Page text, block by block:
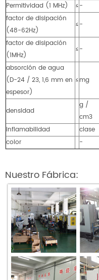
Permitividad (1 MHz)
≤-
factor de disipación
(48-62Hz)
≤-
factor de disipación
(1MHz)
≤-
absorción de agua
(D-24 / 23, 1,6 mm en
espesor)
≤mg
densidad
g /
cm3
inflamabilidad
clase
color
-
Nuestro Fábrica: